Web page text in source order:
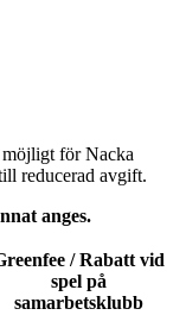
möjligt för Nacka
reducerad avgift.
anges.
/ Rabatt vid
spel på
samarbetsklubb